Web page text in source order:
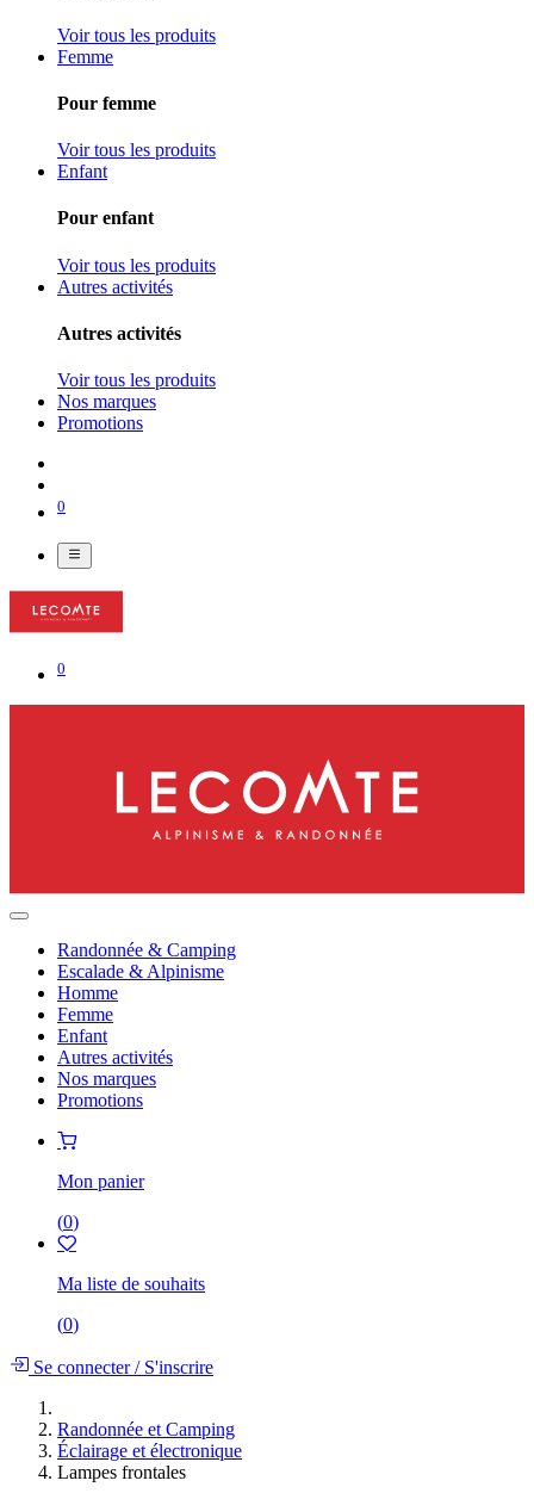
Voir tous les produits
Femme
Pour femme
Voir tous les produits
Enfant
Pour enfant
Voir tous les produits
Autres activités
Autres activités
Voir tous les produits
Nos marques
Promotions
0
0
Randonnée & Camping
Escalade & Alpinisme
Homme
Femme
Enfant
Autres activités
Nos marques
Promotions
Mon panier
(0)
Ma liste de souhaits
(0)
Se connecter/S'inscrire
Randonnée et Camping
Éclairage et électronique
Lampes frontales